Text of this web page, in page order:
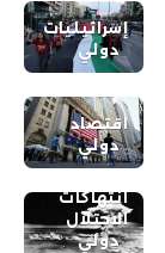
إسرائيليات
دولي
اقتصاد
دولي
انتهاكات
الاحتلال
دولي